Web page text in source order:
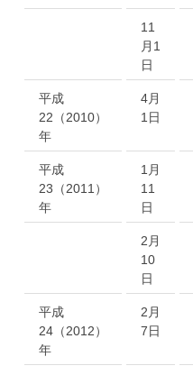
11
月1
日
平成
22（2010）
年
4月
1日
平成
23（2011）
年
1月
11
日
2月
10
日
平成
24（2012）
年
2月
7日